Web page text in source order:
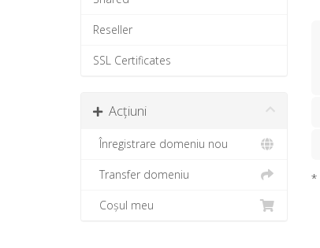
Reseller
SSL Certificates
Acțiuni
Înregistrare domeniu nou
Transfer domeniu
Coșul meu
*